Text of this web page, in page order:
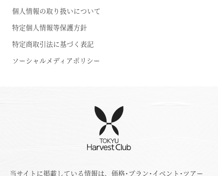
個人情報の取り扱いについて
特定個人情報等保護方針
特定商取引法に基づく表記
ソーシャルメディアポリシー
当サイトに掲載している情報は、価格･プラン･イベント･ツアー